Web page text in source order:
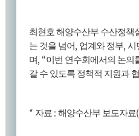
최현호 해양수산부 수산정책
는 것을 넘어, 업계와 정부, 시
며, “이번 연수회에서의 논의
갈 수 있도록 정책적 지원과
* 자료 : 해양수산부 보도자료